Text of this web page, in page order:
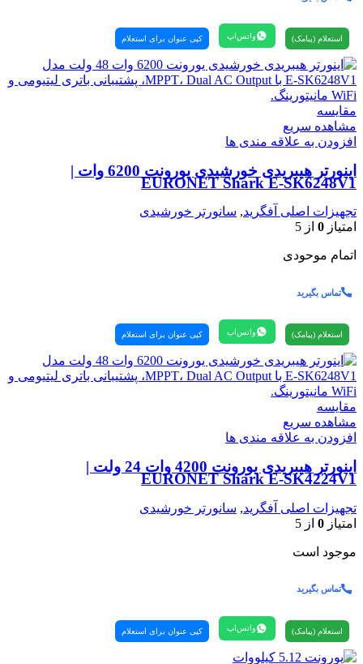
استعلام (پیامک) واتس‌اپ کپی عنوان برای استعلام
مقایسه
مشاهده سریع
افزودن به علاقه مندی ها
اینورتر هیبریدی خورشیدی یورونت 6200 وات |
EURONET Shark E‑SK6248V1
تجهیزات اصلی آفگرید, سانورتر خورشیدی
امتیاز 0 از 5
اتمام موحودی
تماس بگیرید
استعلام (پیامک) واتس‌اپ کپی عنوان برای استعلام
مقایسه
مشاهده سریع
افزودن به علاقه مندی ها
اینورتر هیبریدی یورونت 4200 وات 24 ولت |
EURONET Shark E‑SK4224V1
تجهیزات اصلی آفگرید, سانورتر خورشیدی
امتیاز 0 از 5
موجود است
تماس بگیرید
استعلام (پیامک) واتس‌اپ کپی عنوان برای استعلام